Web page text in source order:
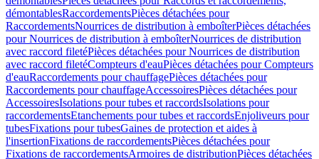
démontablesRaccordementsPièces détachées pour
RaccordementsNourrices de distribution à emboîterPièces détachées
pour Nourrices de distribution à emboîterNourrices de distribution
avec raccord filetéPièces détachées pour Nourrices de distribution
avec raccord filetéCompteurs d'eauPièces détachées pour Compteurs
d'eauRaccordements pour chauffagePièces détachées pour
Raccordements pour chauffageAccessoiresPièces détachées pour
AccessoiresIsolations pour tubes et raccordsIsolations pour
raccordementsEtanchements pour tubes et raccordsEnjoliveurs pour
tubesFixations pour tubesGaines de protection et aides à
l'insertionFixations de raccordementsPièces détachées pour
Fixations de raccordementsArmoires de distributionPièces détachées